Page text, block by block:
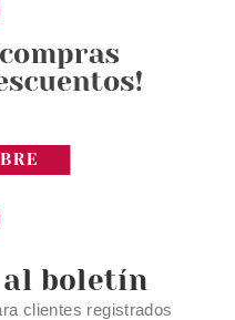
boletín
clientes registrados